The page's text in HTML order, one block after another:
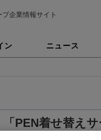
企業情報サイト
ン ニュース
「PEN着せ替え